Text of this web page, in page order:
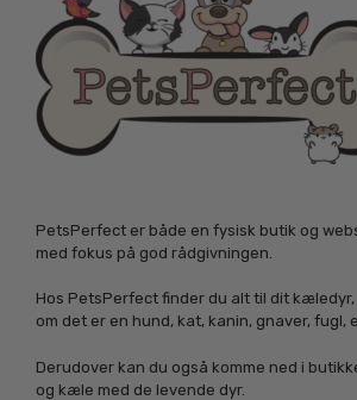
PetsPerfect er både en fysisk butik og
med fokus på god rådgivningen.
Hos PetsPerfect finder du alt til dit kæledyr,
om det er en hund, kat, kanin, gnaver, fugl,
Derudover kan du også komme ned i
og kæle med de levende dyr.